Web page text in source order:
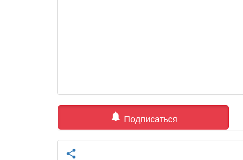
notifications Подписаться
share